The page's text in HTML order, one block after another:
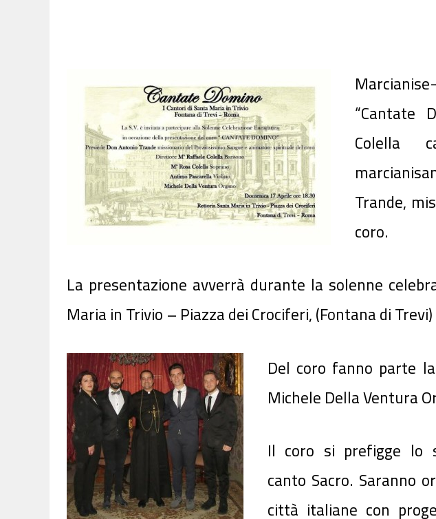
“Cantate
Colella
Trande,
coro.
La presentazione avverrà durante la solenne
Maria in Trivio – Piazza dei Crociferi, (Fontana di
Del coro fanno parte
Michele Della Ventura
Il coro si prefigge lo
canto Sacro. Saranno
città italiane con